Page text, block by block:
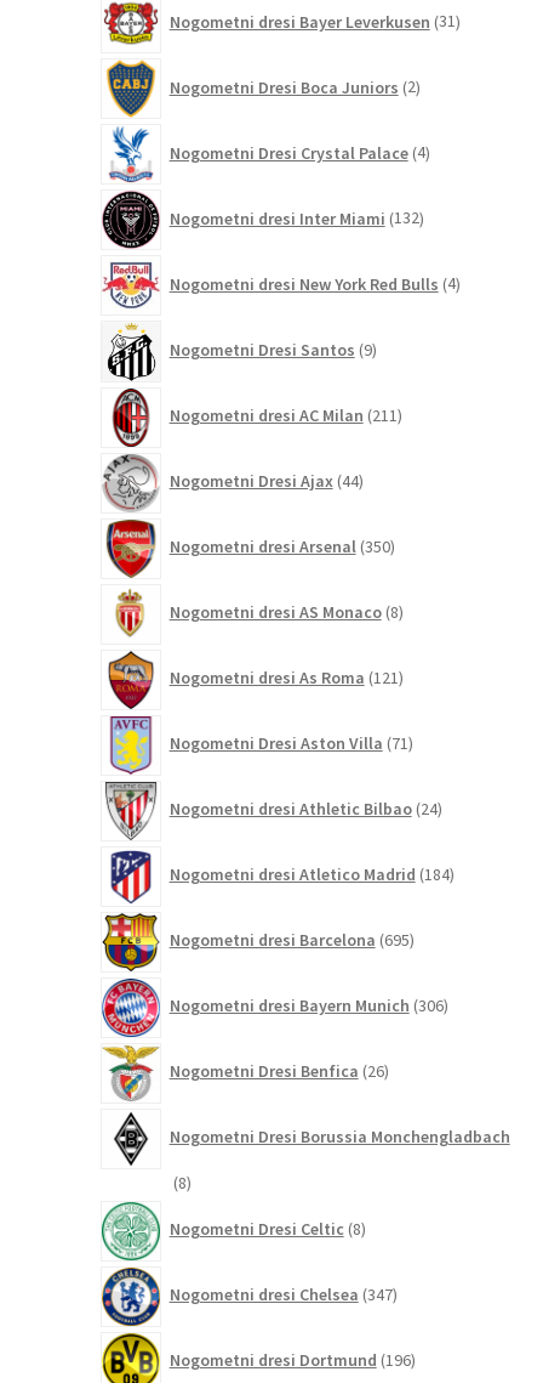
Nogometni dresi Bayer Leverkusen 31izdelkov
Nogometni Dresi Boca Juniors 2izdelka
Nogometni Dresi Crystal Palace 4izdelki
Nogometni dresi Inter Miami 132izdelkov
Nogometni dresi New York Red Bulls 4izdelki
Nogometni Dresi Santos 9izdelkov
Nogometni dresi AC Milan 211izdelkov
Nogometni Dresi Ajax 44izdelkov
Nogometni dresi Arsenal 350izdelkov
Nogometni dresi AS Monaco 8izdelkov
Nogometni dresi As Roma 121izdelkov
Nogometni Dresi Aston Villa 71izdelkov
Nogometni dresi Athletic Bilbao 24izdelkov
Nogometni dresi Atletico Madrid 184izdelkov
Nogometni dresi Barcelona 695izdelkov
Nogometni dresi Bayern Munich 306izdelkov
Nogometni Dresi Benfica 26izdelkov
Nogometni Dresi Borussia Monchengladbach
88
Nogometni Dresi Celtic 8izdelkov
Nogometni dresi Chelsea 347izdelkov
Nogometni dresi Dortmund 196izdelkov